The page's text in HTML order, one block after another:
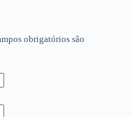
obrigatórios são